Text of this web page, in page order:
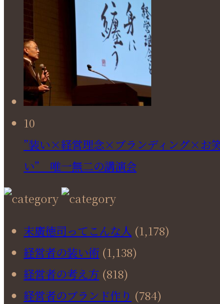
10
”装い×経営理念×ブランディング×お
い” 唯一無二の講演会
末廣徳司ってこんな人 (1,178)
経営者の装い術 (1,138)
経営者の考え方 (818)
経営者のブランド作り (784)